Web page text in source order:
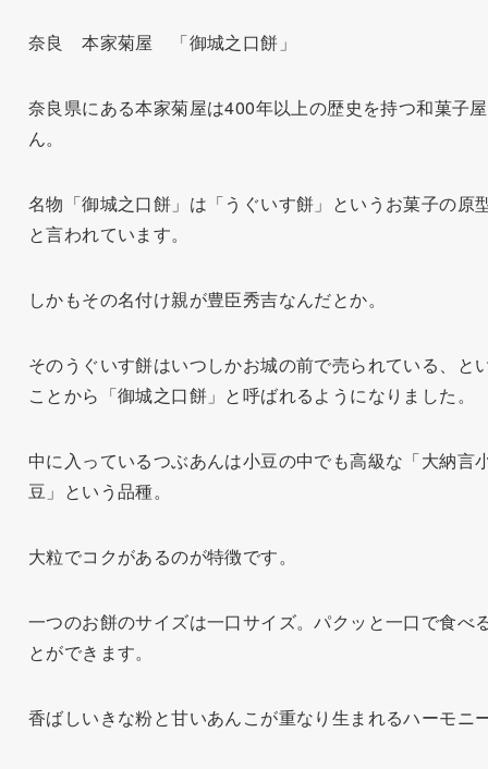
奈良 本家菊屋 「御城之口餅」
奈良県にある本家菊屋は400年以上の歴史を持つ和菓子
ん。
名物「御城之口餅」は「うぐいす餅」というお菓子の原
と言われています。
しかもその名付け親が豊臣秀吉なんだとか。
そのうぐいす餅はいつしかお城の前で売られている、と
ことから「御城之口餅」と呼ばれるようになりました。
中に入っているつぶあんは小豆の中でも高級な「大納言
豆」という品種。
大粒でコクがあるのが特徴です。
一つのお餅のサイズは一口サイズ。パクッと一口で食べ
とができます。
香ばしいきな粉と甘いあんこが重なり生まれるハーモニ